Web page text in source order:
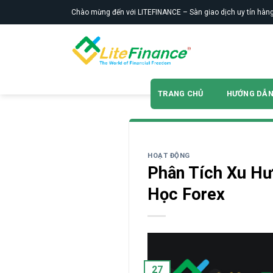
to
Chào mừng đến với LITEFINANCE – Sàn giao dịch uy tín
TRANG CHỦ HƯỚNG DẪN
HOẠT ĐỘNG
Phân Tích Xu
Học Forex
27